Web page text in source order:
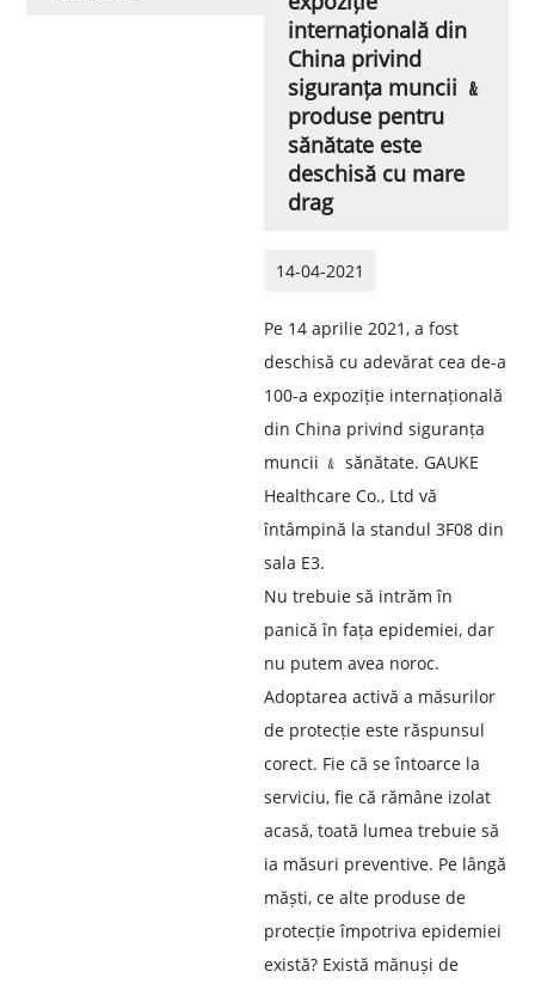
internațională din
China privind
siguranța muncii ﹠
produse pentru
sănătate este
deschisă cu mare
drag
14-04-2021
Pe 14 aprilie 2021, a fost
deschisă cu adevărat cea de-a
100-a expoziție internațională
din China privind siguranța
muncii ﹠ sănătate. GAUKE
Healthcare Co., Ltd vă
întâmpină la standul 3F08 din
sala E3.
Nu trebuie să intrăm în
panică în fața epidemiei, dar
nu putem avea noroc.
Adoptarea activă a măsurilor
de protecție este răspunsul
corect. Fie că se întoarce la
serviciu, fie că rămâne izolat
acasă, toată lumea trebuie să
ia măsuri preventive. Pe lângă
măști, ce alte produse de
protecție împotriva epidemiei
există? Există mănuși de